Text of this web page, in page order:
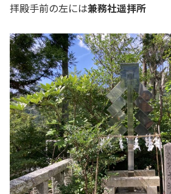
拝殿手前の左には兼務社遥拝所